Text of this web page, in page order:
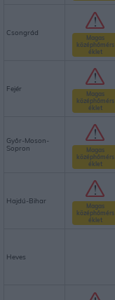
Csongrád
Magas
középhőmérs
éklet
Fejér
Magas
középhőmérs
éklet
Győr-Moson-
Sopron
Magas
középhőmérs
éklet
Hajdú-Bihar
Magas
középhőmérs
éklet
Heves